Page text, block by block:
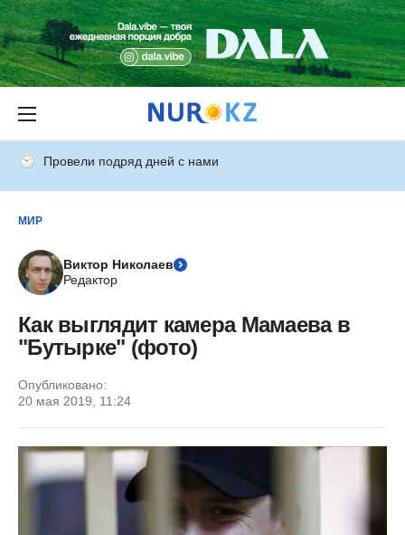
Провели подряд дней с нами
МИР
Виктор Николаев
Редактор
Как выглядит камера Мамаева в
"Бутырке" (фото)
Опубликовано:
20 мая 2019, 11:24